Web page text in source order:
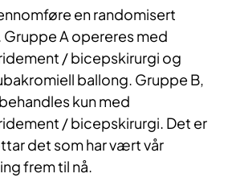
en randomisert
A opereres med
/ bicepskirurgi og
ballong. Gruppe B,
kun med
/ bicepskirurgi. Det er
det som har vært vår
frem til nå.